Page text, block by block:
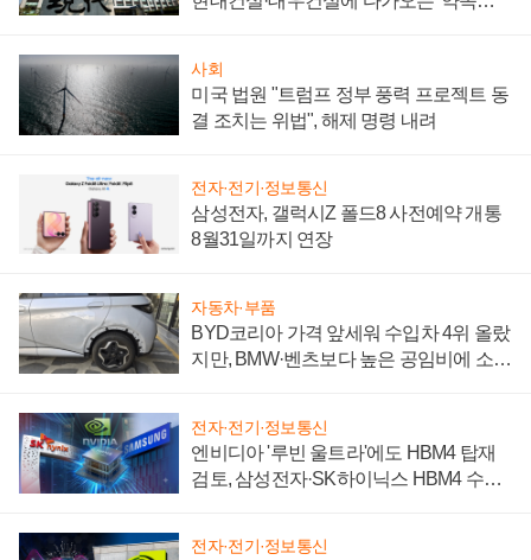
사회
미국 법원 "트럼프 정부 풍력 프로젝트 동
결 조치는 위법", 해제 명령 내려
전자·전기·정보통신
삼성전자, 갤럭시Z 폴드8 사전예약 개통
8월31일까지 연장
자동차·부품
BYD코리아 가격 앞세워 수입차 4위 올랐
지만, BMW·벤츠보다 높은 공임비에 소비
전자·전기·정보통신
엔비디아 '루빈 울트라'에도 HBM4 탑재
검토, 삼성전자·SK하이닉스 HBM4 수율
전자·전기·정보통신